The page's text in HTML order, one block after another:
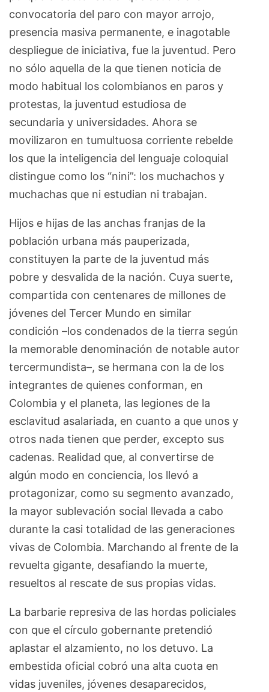
convocatoria del paro con mayor arrojo,
presencia masiva permanente, e inagotable
despliegue de iniciativa, fue la juventud. Pero
no sólo aquella de la que tienen noticia de
modo habitual los colombianos en paros y
protestas, la juventud estudiosa de
secundaria y universidades. Ahora se
movilizaron en tumultuosa corriente rebelde
los que la inteligencia del lenguaje coloquial
distingue como los “nini”: los muchachos y
muchachas que ni estudian ni trabajan.
Hijos e hijas de las anchas franjas de la
población urbana más pauperizada,
constituyen la parte de la juventud más
pobre y desvalida de la nación. Cuya suerte,
compartida con centenares de millones de
jóvenes del Tercer Mundo en similar
condición –los condenados de la tierra según
la memorable denominación de notable autor
tercermundista–, se hermana con la de los
integrantes de quienes conforman, en
Colombia y el planeta, las legiones de la
esclavitud asalariada, en cuanto a que unos y
otros nada tienen que perder, excepto sus
cadenas. Realidad que, al convertirse de
algún modo en conciencia, los llevó a
protagonizar, como su segmento avanzado,
la mayor sublevación social llevada a cabo
durante la casi totalidad de las generaciones
vivas de Colombia. Marchando al frente de la
revuelta gigante, desafiando la muerte,
resueltos al rescate de sus propias vidas.
La barbarie represiva de las hordas policiales
con que el círculo gobernante pretendió
aplastar el alzamiento, no los detuvo. La
embestida oficial cobró una alta cuota en
vidas juveniles, jóvenes desaparecidos,